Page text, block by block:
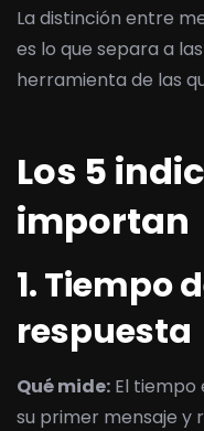
La distinción entre
es lo que separa a
herramienta de las
Los 5
importan
1. Tiempo
respuesta
Qué mide: El
su primer mensaje y